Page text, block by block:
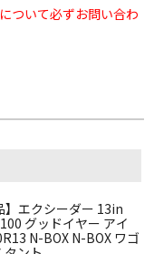
ついて必ずお問い合わ
】エクシーダー 13in
グッドイヤー アイ
N-BOX N-BOX ワゴ